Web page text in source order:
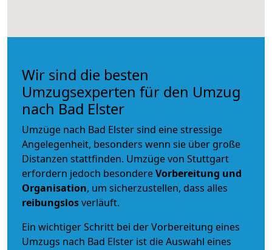
Wir sind die besten
Umzugsexperten für den Umzug
nach Bad Elster
Umzüge nach Bad Elster sind eine stressige
Angelegenheit, besonders wenn sie über große
Distanzen stattfinden. Umzüge von Stuttgart
erfordern jedoch besondereVorbereitung und
Organisation, um sicherzustellen, dass alles
reibungslosverläuft.
Ein wichtiger Schritt bei der Vorbereitung eines
Umzugs nach Bad Elster ist die Auswahl eines